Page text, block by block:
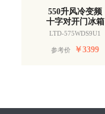
550升风冷变频
十字对开门冰箱
LTD-575WDS9U1
参考价 ￥3399